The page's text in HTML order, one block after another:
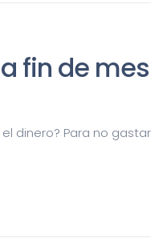
fin de mes
dinero? Para no gastar